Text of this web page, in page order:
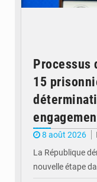
Processus
15
8 août 2026
La République
nouvelle étape